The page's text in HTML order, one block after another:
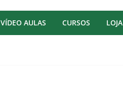
VÍDEO AULAS CURSOS LOJA